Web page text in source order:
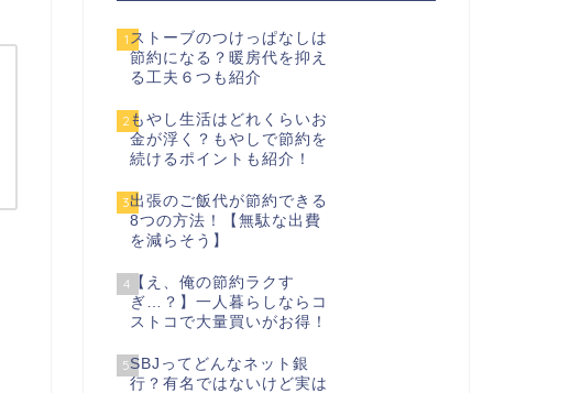
1 ストーブのつけっぱなしは
節約になる？暖房代を抑え
る工夫６つも紹介
2もやし生活はどれくらいお
金が浮く？もやしで節約を
続けるポイントも紹介！
3出張のご飯代が節約できる
8つの方法！【無駄な出費
を減らそう】
4【え、俺の節約ラクす
ぎ…？】一人暮らしならコ
ストコで大量買いがお得！
5SBJってどんなネット銀
行？有名ではないけど実は